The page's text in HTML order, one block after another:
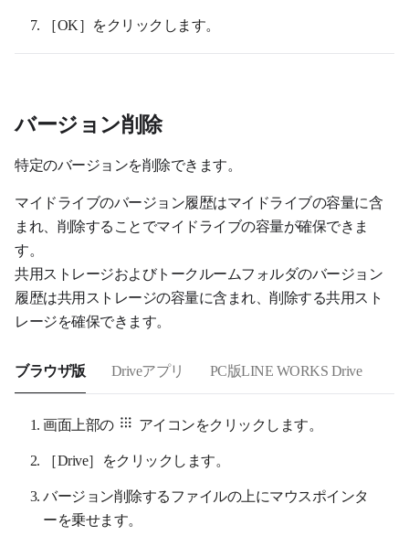
［OK］をクリックします。
バージョン削除
特定のバージョンを削除できます。
マイドライブのバージョン履歴はマイドライブの容量に含
まれ、削除することでマイドライブの容量が確保できま
す。
共用ストレージおよびトークルームフォルダのバージョン
履歴は共用ストレージの容量に含まれ、削除する共用スト
レージを確保できます。
ブラウザ版 Driveアプリ PC版LINE WORKS Drive
画面上部の
アイコンをクリックします。
［Drive］をクリックします。
バージョン削除するファイルの上にマウスポインタ
ーを乗せます。